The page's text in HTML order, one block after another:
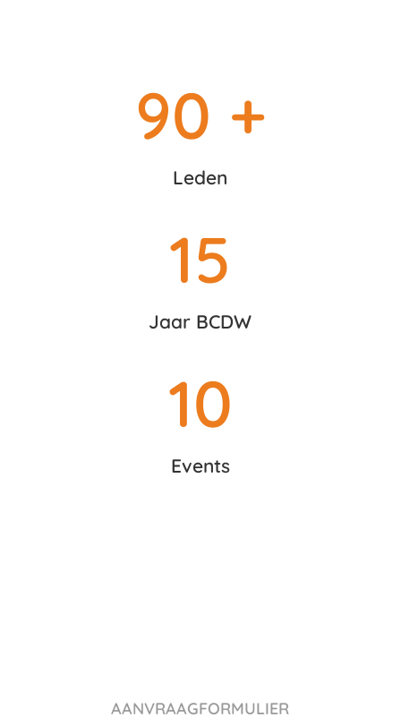
90 +
Leden
15
Jaar BCDW
10
Events
AANVRAAGFORMULIER